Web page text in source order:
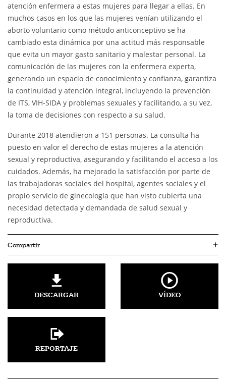
atención enfermera a estas mujeres para llegar a ellas. En
muchos casos en los que las mujeres venían utilizando el
aborto voluntario como método anticonceptivo se ha
cambiado esta dinámica por una actitud más responsable
que evita un mayor gasto sanitario y malestar personal. La
comunicación de las mujeres con la enfermera experta,
generando un espacio de conocimiento y confianza, garantiza
la continuidad y atención integral, incluyendo la prevención
de ITS, VIH-SIDA y problemas sexuales y facilitando, a su vez,
la toma de decisiones con respecto a su salud.
Durante 2018 atendieron a 151 personas. La consulta ha
puesto en valor el derecho de estas mujeres a la atención
sexual y reproductiva, asegurando y facilitando el acceso a los
cuidados. Además, ha mejorado la satisfacción por parte de
las trabajadoras sociales del hospital, agentes sociales y el
propio servicio de ginecología que han visto cubierta una
necesidad detectada y demandada de salud sexual y
reproductiva.
Compartir +
DESCARGAR VÍDEO
REPORTAJE